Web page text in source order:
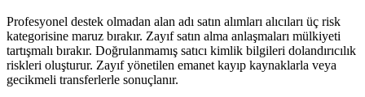
Profesyonel destek olmadan alan adı satın alımları alıcıları üç risk
kategorisine maruz bırakır. Zayıf satın alma anlaşmaları mülkiyeti
tartışmalı bırakır. Doğrulanmamış satıcı kimlik bilgileri dolandırıcılık
riskleri oluşturur. Zayıf yönetilen emanet kayıp kaynaklarla veya
gecikmeli transferlerle sonuçlanır.